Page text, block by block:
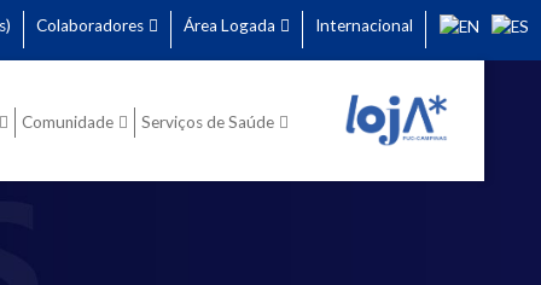
Colaboradores Área Logada Internacional
Comunidade Serviços de Saúde